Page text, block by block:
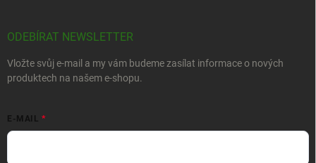
ODEBÍRAT NEWSLETTER
Vložte svůj e-mail a my vám budeme zasílat informace o nových
produktech na našem e-shopu.
E-MAIL